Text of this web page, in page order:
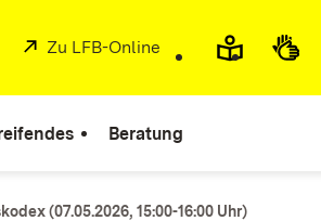
External:
Zu LFB-Online (Opens in new
Beratung
(07.05.2026, 15:00-16:00 Uhr)